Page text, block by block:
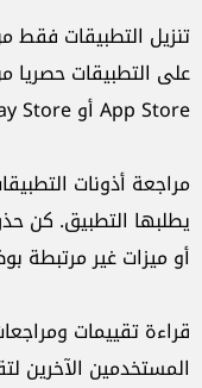
تنزيل التطبيقات فقط
App Store أو Google Play Store أو Microsoft Store.
مراجعة أذونات
يطلبها التطبيق. كن
أو ميزات غير مرتبطة
قراءة تقييمات
المستخدمين الآخرين